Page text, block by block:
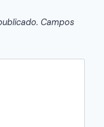
Campos